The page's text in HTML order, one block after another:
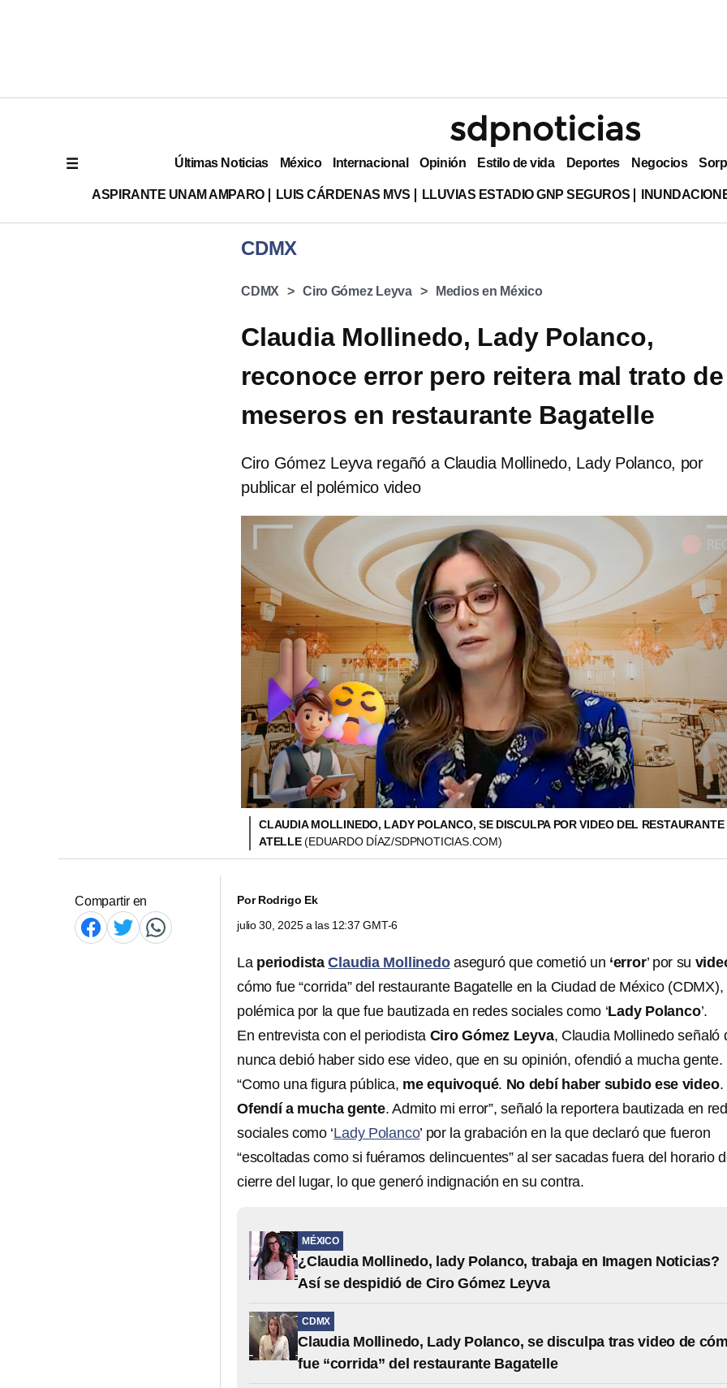
Últimas Noticias México Internacional Opinión Estilo de vida Deportes Negocios
ASPIRANTE UNAM AMPARO LUIS CÁRDENAS MVS LLUVIAS ESTADIO GNP SEGUROS
CDMX
CDMX Ciro Gómez Leyva Medios en México
Claudia Mollinedo, Lady Polanco,
reconoce error pero reitera mal trato de
meseros en restaurante Bagatelle
Ciro Gómez Leyva regañó a Claudia Mollinedo, Lady Polanco, por
publicar el polémico video
CLAUDIA MOLLINEDO, LADY POLANCO, SE DISCULPA POR VIDEO DEL RESTAURANTE
ATELLE(EDUARDO DÍAZ/SDPNOTICIAS.COM)
Compartir en PorRodrigo Ek
julio 30, 2025 a las 12:37 GMT-6
La periodista Claudia Mollinedo aseguró que cometió un ‘error’ por su
cómo fue “corrida” del restaurante Bagatelle en la Ciudad de México (CDMX),
polémica por la que fue bautizada en redes sociales como ‘Lady Polanco’.
En entrevista con el periodista Ciro Gómez Leyva, Claudia Mollinedo señaló
nunca debió haber sido ese video, que en su opinión, ofendió a mucha gente.
“Como una figura pública, me equivoqué. No debí haber subido ese video.
Ofendí a mucha gente. Admito mi error”, señaló la reportera bautizada en
sociales como ‘Lady Polanco’ por la grabación en la que declaró que fueron
“escoltadas como si fuéramos delincuentes” al ser sacadas fuera del horario
cierre del lugar, lo que generó indignación en su contra.
MÉXICO
¿Claudia Mollinedo, lady Polanco, trabaja en Imagen Noticias?
Así se despidió de Ciro Gómez Leyva
CDMX
Claudia Mollinedo, Lady Polanco, se disculpa tras video de
fue “corrida” del restaurante Bagatelle